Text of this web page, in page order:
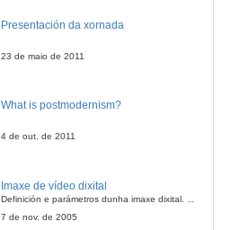
Conferencia
Presentación da xornada
23 de maio de 2011
What is postmodernism?
4 de out. de 2011
Imaxe de vídeo dixital
Definición e parámetros dunha imaxe dixital. Resolución e Aspecto. Profundidade da cor. Compresión. Frame por segundo. Entrelazado. Campos, cadros
7 de nov. de 2005